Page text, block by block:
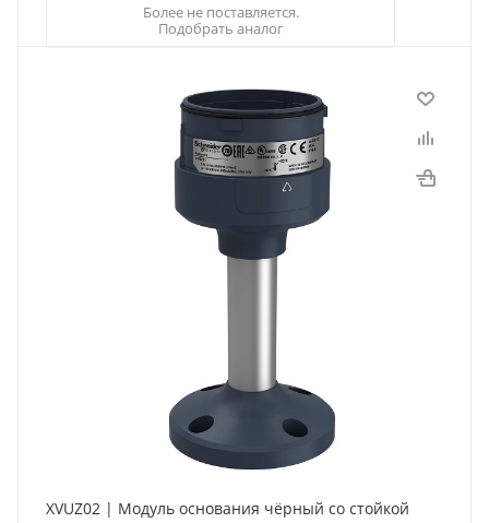
Более не поставляется.
Подобрать аналог
XVUZ02 | Модуль основания чёрный со стойкой